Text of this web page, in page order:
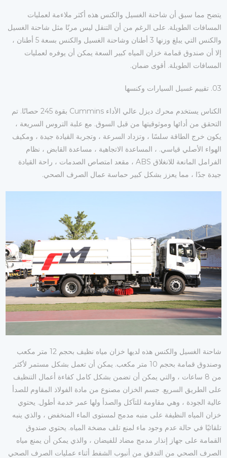
يتضح مما سبق أن شاحنة الغسيل والكنس هذه أكثر ملاءمة لعمليات
المسافات الطويلة. على الرغم من أن التنقل ليس مرنًا مثل شاحنة الغسيل
والكنس التي يبلغ وزنها 3 أطنان وشاحنة الغسيل والكنس بسعة 5 أطنان ،
إلا أن صندوق قمامة خزان المياه كبير السعة يمكن أن يوفره لعمليات
المسافات الطويلة. أقوى ضمان.
03. تقييم غسيل السيارات وكنسها
الكناس يستخدم محرك ديزل عالي الأداء Cummins بقوة 245 حصانًا. تم
التحقق من أدائها وموثوقيتها من قبل السوق. مع علبة التروس السريعة ،
يكون خرج الطاقة سلسًا ، وتزداد السرعة ، وتجربة القيادة جيدة ، ومكيف
الهواء الأصلي قياسي. ، المساعدة الاتجاهية ، مساعدة القابض ، نظام
الفرامل المانعة للانغلاق ABS ، مقعد امتصاص الصدمات ، راحة القيادة
جيدة جدًا ، مما يعزز بشكل كبير حماسة عمال الصرف الصحي.
شاحنة الغسيل والكنس هذه لديها خزان مياه نظيف بحجم 12 متر مكعب
وصندوق قمامة بحجم 10 متر مكعب. يمكن أن تعمل بشكل مستمر لأكثر
من 8 ساعات ، والتي يمكن أن تضمن بشكل كامل كفاءة أعمال التنظيف
على الطريق السريع. جسم الخزان مصنوع من مادة الفولاذ المقاوم للصدأ
عالية الجودة ، وهي مقاومة للتآكل والصدأ ولها عمر خدمة أطول. يحتوي
خزان المياه النظيفة على منبه مدمج لمستوى الماء المنخفض ، والذي ينبه
تلقائيًا في حالة عدم وجود ماء لمنع تلف مضخة المياه. يحتوي صندوق
القمامة على جهاز إنذار مدمج مضاد للفيضان ، والذي يمكن أن يمنع مياه
الصرف الصحي من التدفق من أنبوب الشفط أثناء عمليات الصرف الصحي